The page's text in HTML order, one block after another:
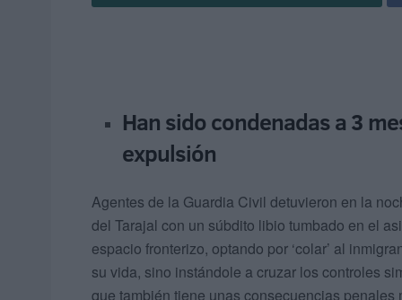
Han sido condenadas a 3
expulsión
Agentes de la Guardia Civil detuvieron en la
del Tarajal con un súbdito libio tumbado en el
espacio fronterizo, optando por ‘colar’ al
su vida, sino instándole a cruzar los controles
que también tiene unas consecuencias